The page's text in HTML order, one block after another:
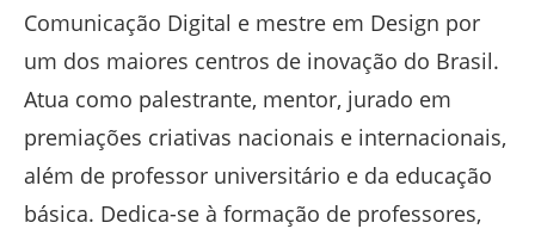
Comunicação Digital e mestre em Design por
um dos maiores centros de inovação do Brasil.
Atua como palestrante, mentor, jurado em
premiações criativas nacionais e internacionais,
além de professor universitário e da educação
básica. Dedica-se à formação de professores,